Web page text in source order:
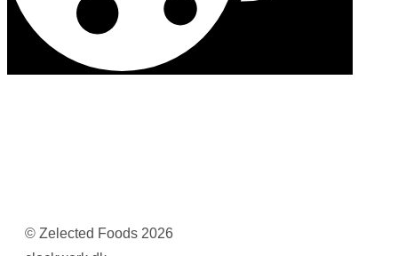
© Zelected Foods 2026